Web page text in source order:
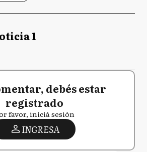
1
debés estar
registrado
favor, iniciá sesión
INGRESA